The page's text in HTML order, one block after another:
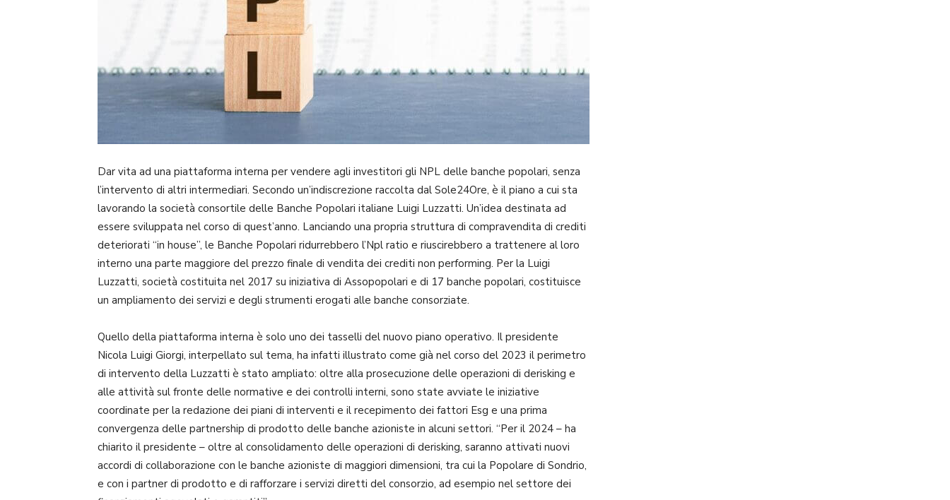
Dar vita ad una piattaforma interna per vendere agli investitori gli NPL delle banche popolari, senza
l’intervento di altri intermediari. Secondo un’indiscrezione raccolta dal Sole24Ore, è il piano a cui sta
lavorando la società consortile delle Banche Popolari italiane Luigi Luzzatti. Un’idea destinata ad
essere sviluppata nel corso di quest’anno. Lanciando una propria struttura di compravendita di crediti
deteriorati “in house”, le Banche Popolari ridurrebbero l’Npl ratio e riuscirebbero a trattenere al loro
interno una parte maggiore del prezzo finale di vendita dei crediti non performing. Per la Luigi
Luzzatti, società costituita nel 2017 su iniziativa di Assopopolari e di 17 banche popolari, costituisce
un ampliamento dei servizi e degli strumenti erogati alle banche consorziate.
Quello della piattaforma interna è solo uno dei tasselli del nuovo piano operativo. Il presidente
Nicola Luigi Giorgi, interpellato sul tema, ha infatti illustrato come già nel corso del 2023 il perimetro
di intervento della Luzzatti è stato ampliato: oltre alla prosecuzione delle operazioni di derisking e
alle attività sul fronte delle normative e dei controlli interni, sono state avviate le iniziative
coordinate per la redazione dei piani di interventi e il recepimento dei fattori Esg e una prima
convergenza delle partnership di prodotto delle banche azioniste in alcuni settori. “Per il 2024 – ha
chiarito il presidente – oltre al consolidamento delle operazioni di derisking, saranno attivati nuovi
accordi di collaborazione con le banche azioniste di maggiori dimensioni, tra cui la Popolare di Sondrio,
e con i partner di prodotto e di rafforzare i servizi diretti del consorzio, ad esempio nel settore dei